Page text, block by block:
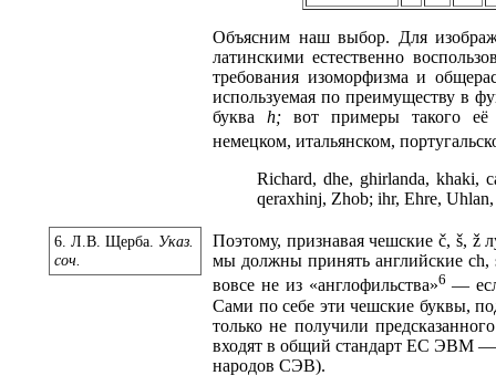
Объясним наш выбор. Для
латинскими естественно
требования изоморфизма и
используемая по преимуществу в
буква h; вот примеры такого её
немецком, итальянском,
Richard, dhe, ghirlanda, khaki,
qeraxhinj, Zhob; ihr, Ehre, Uhlan,
6. Л.В. Щерба. Указ.
соч.
Поэтому, признавая чешские č, š,
мы должны принять английские ch,
вовсе не из «англофильства»6 —
Сами по себе эти чешские буквы,
только не получили
входят в общий стандарт ЕС ЭВМ —
народов СЭВ).